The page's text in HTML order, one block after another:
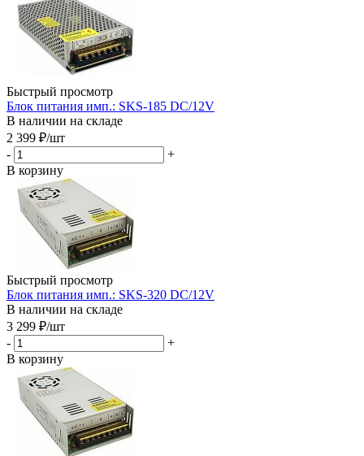
Быстрый просмотр
Блок питания имп.: SKS-185 DC/12V
В наличии на складе
2 399 ₽/шт
-
+
В корзину
Быстрый просмотр
Блок питания имп.: SKS-320 DC/12V
В наличии на складе
3 299 ₽/шт
-
+
В корзину